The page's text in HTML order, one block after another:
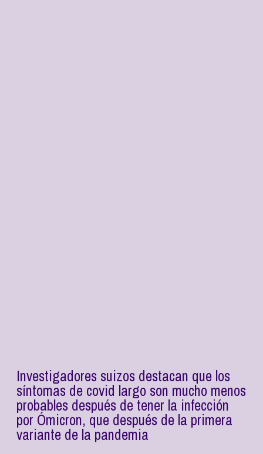
Investigadores suizos destacan que los
síntomas de covid largo son mucho menos
probables después de tener la infección
por Ómicron, que después de la primera
variante de la pandemia